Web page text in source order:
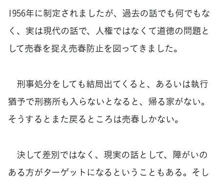
1956年に制定されましたが、過去の話でも何でもな
く、実は現代の話で、人権ではなくて道徳の問題と
して売春を捉え売春防止を図ってきました。
刑事処分をしても結局出てくると、あるいは執行
猶予で刑務所も入らないとなると、帰る家がない。
そうするとまた戻るところは売春しかない。
決して差別ではなく、現実の話として、障がいの
ある方がターゲットになるということもある。そし